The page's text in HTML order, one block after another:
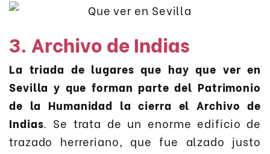
3. Archivo de Indias
La triada de lugares que hay que ver en
Sevilla y que forman parte del Patrimonio
de la Humanidad la cierra el Archivo de
Indias. Se trata de un enorme edificio de
trazado herreriano, que fue alzado justo